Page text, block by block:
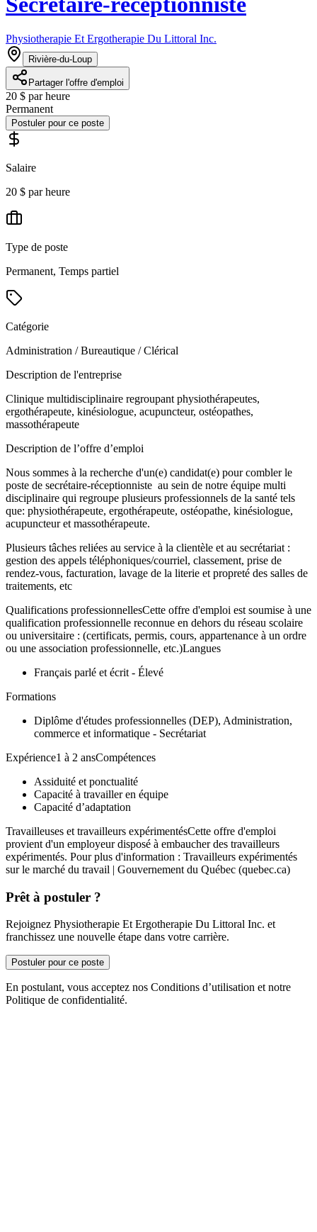
Physiotherapie Et Ergotherapie Du Littoral Inc.
Rivière-du-Loup
Partager l'offre d'emploi
20 $ par heure
Permanent
Postuler pour ce poste
Salaire
20 $ par heure
Type de poste
Permanent, Temps partiel
Catégorie
Administration / Bureautique / Clérical
Description de l'entreprise
Clinique multidisciplinaire regroupant physiothérapeutes,
ergothérapeute, kinésiologue, acupuncteur, ostéopathes,
massothérapeute
Description de l’offre d’emploi
Nous sommes à la recherche d'un(e) candidat(e) pour combler le
poste de secrétaire-réceptionniste au sein de notre équipe multi
disciplinaire qui regroupe plusieurs professionnels de la santé tels
que: physiothérapeute, ergothérapeute, ostéopathe, kinésiologue,
acupuncteur et massothérapeute.
Plusieurs tâches reliées au service à la clientèle et au secrétariat :
gestion des appels téléphoniques/courriel, classement, prise de
rendez-vous, facturation, lavage de la literie et propreté des salles de
traitements, etc
Qualifications professionnellesCette offre d'emploi est soumise à une
qualification professionnelle reconnue en dehors du réseau scolaire
ou universitaire : (certificats, permis, cours, appartenance à un ordre
ou une association professionnelle, etc.)Langues
Français parlé et écrit - Élevé
Formations
Diplôme d'études professionnelles (DEP), Administration,
commerce et informatique - Secrétariat
Expérience1 à 2 ansCompétences
Assiduité et ponctualité
Capacité à travailler en équipe
Capacité d’adaptation
Travailleuses et travailleurs expérimentésCette offre d'emploi
provient d'un employeur disposé à embaucher des travailleurs
expérimentés. Pour plus d'information : Travailleurs expérimentés
sur le marché du travail | Gouvernement du Québec (quebec.ca)
Prêt à postuler ?
Rejoignez Physiotherapie Et Ergotherapie Du Littoral Inc. et
franchissez une nouvelle étape dans votre carrière.
Postuler pour ce poste
En postulant, vous acceptez nos Conditions d’utilisation et notre
Politique de confidentialité.